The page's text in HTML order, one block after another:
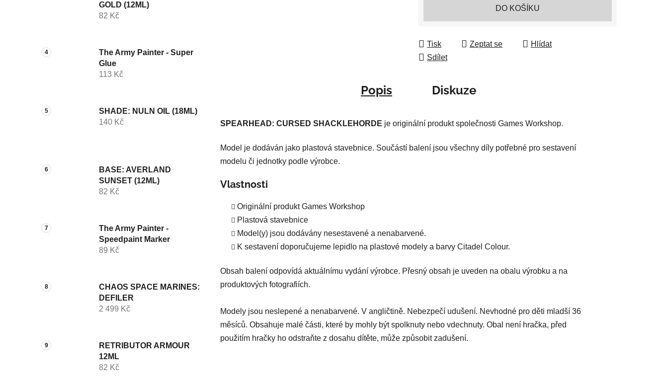
GOLD (12ML)
82 Kč
The Army Painter - Super
Glue
113 Kč
SHADE: NULN OIL (18ML)
140 Kč
BASE: AVERLAND
SUNSET (12ML)
82 Kč
The Army Painter -
Speedpaint Marker
89 Kč
CHAOS SPACE MARINES:
DEFILER
2 499 Kč
RETRIBUTOR ARMOUR
12ML
82 Kč
DO KOŠÍKU
Tisk Zeptat se
Hlídat
Sdílet
Popis Diskuze
SPEARHEAD: CURSED SHACKLEHORDE je originální produkt společnosti Games Workshop.
Model je dodáván jako plastová stavebnice. Součástí balení jsou všechny díly potřebné pro sestavení
modelu či jednotky podle výrobce.
Vlastnosti
Originální produkt Games Workshop
Plastová stavebnice
Model(y) jsou dodávány nesestavené a nenabarvené.
K sestavení doporučujeme lepidlo na plastové modely a barvy Citadel Colour.
Obsah balení odpovídá aktuálnímu vydání výrobce. Přesný obsah je uveden na obalu výrobku a na
produktových fotografiích.
Modely jsou neslepené a nenabarvené. V angličtině. Nebezpečí udušení. Nevhodné pro děti mladší 36
měsíců. Obsahuje malé části, které by mohly být spolknuty nebo vdechnuty. Obal není hračka, před
použitím hračky ho odstraňte z dosahu dítěte, může způsobit zadušení.